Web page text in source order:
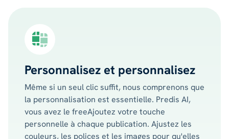
Personnalisez et personnalisez
Même si un seul clic suffit, nous comprenons que
la personnalisation est essentielle. Predis AI,
vous avez le freeAjoutez votre touche
personnelle à chaque publication. Ajustez les
couleurs, les polices et les images pour qu'elles